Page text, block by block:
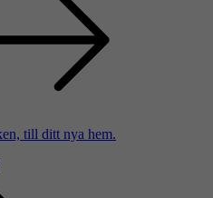
till ditt nya hem.